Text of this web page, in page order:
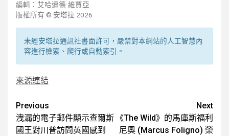
編輯：艾哈邁德·維賈亞
版權所有 © 安塔拉 2026
未經安塔拉通訊社書面許可，嚴禁對本網站的人工智慧內
容進行檢索、爬行或自動索引。
來源連結
Post
navigation
Previous
洩漏的電子郵件顯示查爾斯
國王對川普訪問英國感到
Next
《The Wild》的馬庫斯福利
尼奧 (Marcus Foligno) 榮